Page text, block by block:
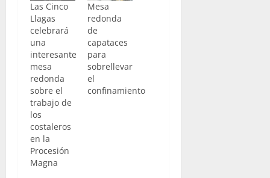
Las Cinco
Llagas
celebrará
una
interesante
mesa
redonda
sobre el
trabajo de
los
costaleros
en la
Procesión
Magna
Mesa
redonda
de
capataces
para
sobrellevar
el
confinamiento